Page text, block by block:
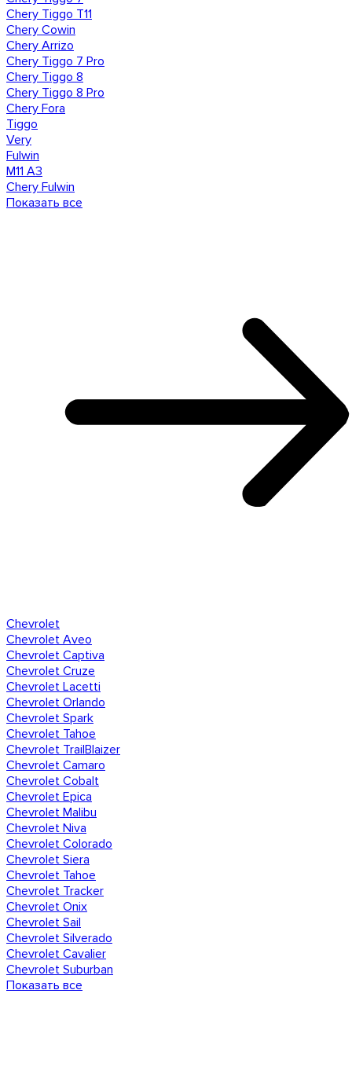
Chery Tiggo T11
Chery Cowin
Chery Arrizo
Chery Tiggo 7 Pro
Chery Tiggo 8
Chery Tiggo 8 Pro
Chery Fora
Tiggo
Very
Fulwin
M11 A3
Сhery Fulwin
Показать все
Chevrolet
Chevrolet Aveo
Chevrolet Captiva
Chevrolet Cruze
Chevrolet Lacetti
Chevrolet Orlando
Chevrolet Spark
Chevrolet Tahoe
Chevrolet TrailBlaizer
Chevrolet Camaro
Chevrolet Cobalt
Chevrolet Epica
Chevrolet Malibu
Chevrolet Niva
Chevrolet Colorado
Chevrolet Siera
Chevrolet Tahoe
Chevrolet Tracker
Chevrolet Onix
Chevrolet Sail
Chevrolet Silverado
Chevrolet Cavalier
Chevrolet Suburban
Показать все